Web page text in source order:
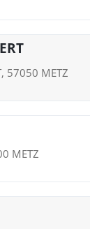
57050 METZ
METZ